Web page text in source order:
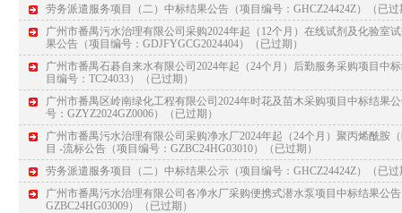
劳务派遣服务项目（二）中标结果公告（项目编号：GHCZ24424Z）
（已
广州市番禺污水治理有限公司采购2024年起（12个月）在线试剂及化验室
果公告（项目编号：GDJFYGCG2024404）
（已过期）
广州市番禺石碁自来水有限公司2024年起（24个月）后勤服务采购项目中
目编号：TC24033）
（已过期）
广州市番禺区岭南绿化工程有限公司2024年时花及苗木采购项目中标结果
号：GZYZ2024GZ0006）
（已过期）
广州市番禺污水治理有限公司采购净水厂2024年起（24个月）聚丙烯酰胺
目 -流标公告（项目编号：GZBC24HG03010）
（已过期）
劳务派遣服务项目（二）中标结果公示（项目编号：GHCZ24424Z）
（已
广州市番禺污水治理有限公司各净水厂采购便携式潜水泵项目中标结果公
GZBC24HG03009）
（已过期）